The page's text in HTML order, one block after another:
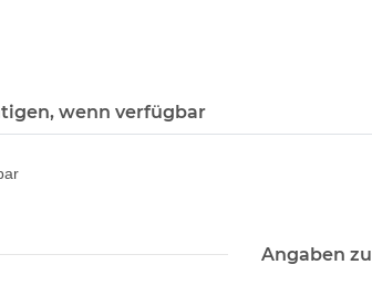
wenn verfügbar
Angaben